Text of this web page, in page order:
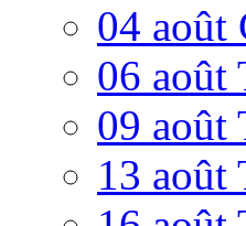
04 août
06 août
09 août
13 août